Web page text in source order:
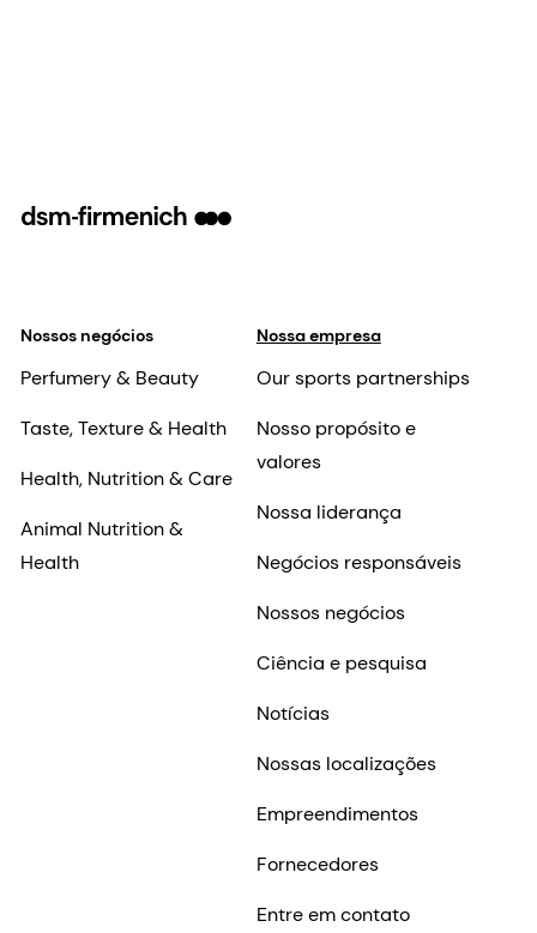
Nossos negócios
Perfumery & Beauty
Taste, Texture & Health
Health, Nutrition & Care
Animal Nutrition &
Health
Nossa empresa
Our sports partnerships
Nosso propósito e
valores
Nossa liderança
Negócios responsáveis
Nossos negócios
Ciência e pesquisa
Notícias
Nossas localizações
Empreendimentos
Fornecedores
Entre em contato